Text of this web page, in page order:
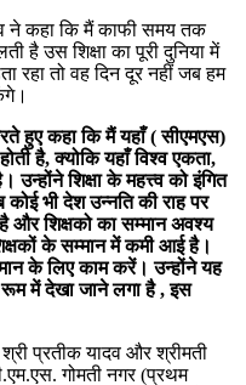
ने कहा कि मैं काफी समय तक
है उस शिक्षा का पूरी दुनिया में
रहा तो वह दिन दूर नहीं जब हम
हुए कहा कि मैं यहाँ ( सीएमएस)
है, क्योकि यहाँ विश्व एकता,
उन्होंने शिक्षा के महत्त्व को इंगित
भी देश उन्नति की राह पर
और शिक्षको का सम्मान अवश्य
के सम्मान में कमी आई है।
के लिए काम करें। उन्होंने यह
में देखा जाने लगा है , इस
प्रतीक यादव और श्रीमती
गोमती नगर (प्रथम